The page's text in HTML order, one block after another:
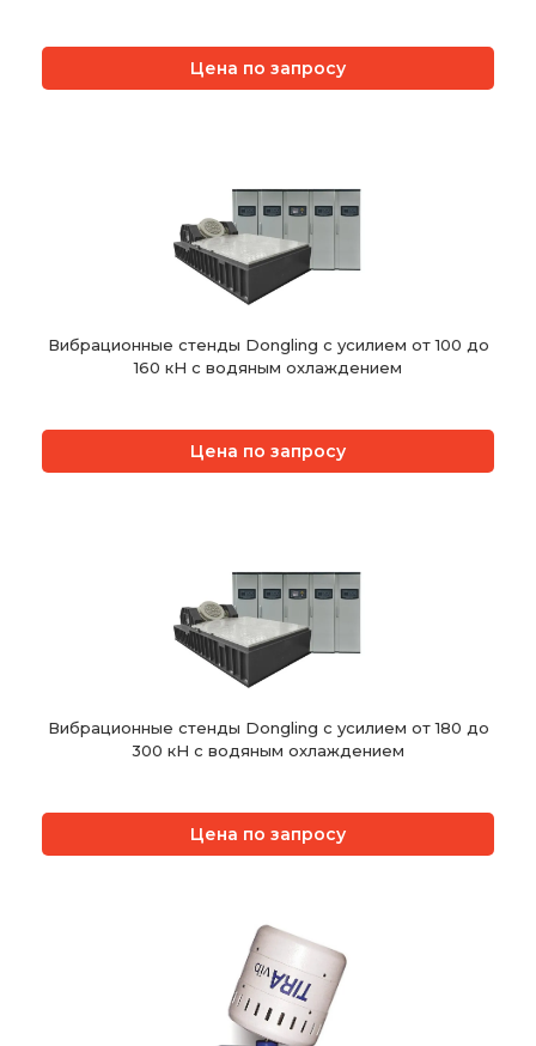
Цена по запросу
Вибрационные стенды Dongling с усилием от 100 до
160 кН с водяным охлаждением
Цена по запросу
Вибрационные стенды Dongling с усилием от 180 до
300 кН с водяным охлаждением
Цена по запросу